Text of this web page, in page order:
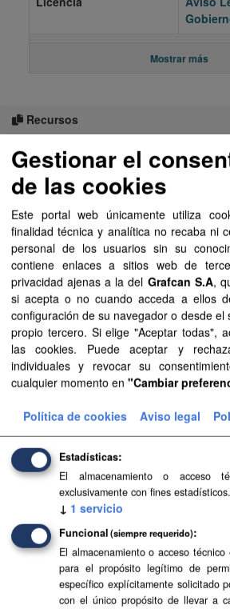
Recursos
Porcentaje anual de...
Porcentaje anual de...
Porcentaje anual de...
Proyección del...
Proyección del...
Proyección del...
Proyección del...
Proyección del...
Proyección del...
Valores del FWI medio...
Valores del FWI medio...
Valores del FWI medio...
Proyección del FWI...
Proyección del FWI...
Mostrar más
Gestionar el
de las cookies
Este portal web únicamente utiliza
finalidad técnica y analítica no recaba ni
personal de los usuarios sin su
contiene enlaces a sitios web de
privacidad ajenas a la del Grafcan S.A,
si acepta o no cuando acceda a ellos
configuración de su navegador o desde el
propio tercero. Si elige "Aceptar todas",
las cookies. Puede aceptar y
individuales y revocar su
cualquier momento en "Cambiar
Política de cookies Aviso legal
Estadísticas
El almacenamiento o acceso
exclusivamente con fines estadísticos.
↓ 1 servicio
Funcional (siempre requerido)
El almacenamiento o acceso
para el propósito legítimo de
específico explícitamente solicitado
con el único propósito de llevar a